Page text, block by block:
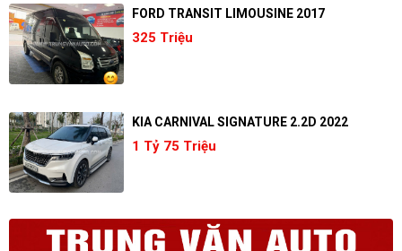
FORD TRANSIT LIMOUSINE 2017
325 Triệu
KIA CARNIVAL SIGNATURE 2.2D 2022
1 Tỷ 75 Triệu